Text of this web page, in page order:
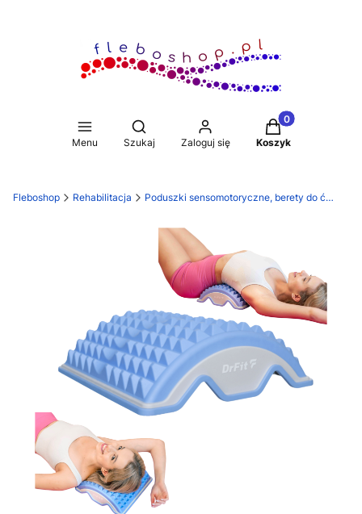
Menu
Otwórz wyszukiwarkę
Szukaj Zaloguj się
Produkty w
Koszyk
Fleboshop Rehabilitacja Poduszki sensomotoryczne, berety do ćwiczeń